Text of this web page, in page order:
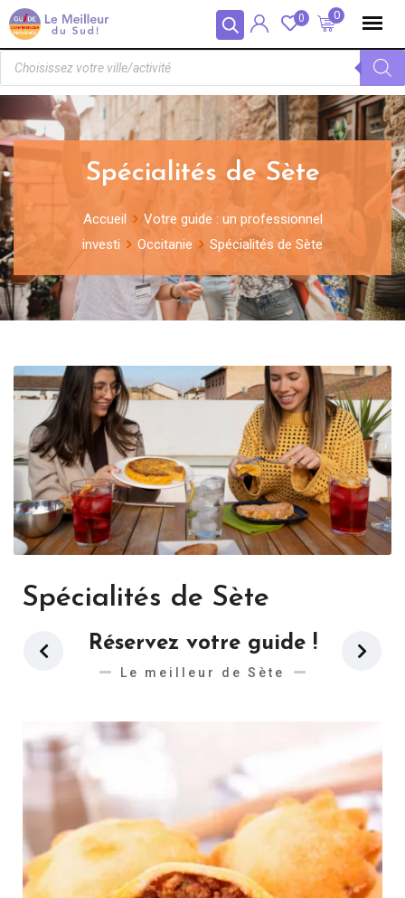
Panneau de gestion des cookies 0
0
Spécialités de Sète
Accueil
Votre guide : un professionnel
investi
Occitanie Spécialités de Sète
Spécialités de Sète
Réservez votre guide !
Le meilleur de Sète